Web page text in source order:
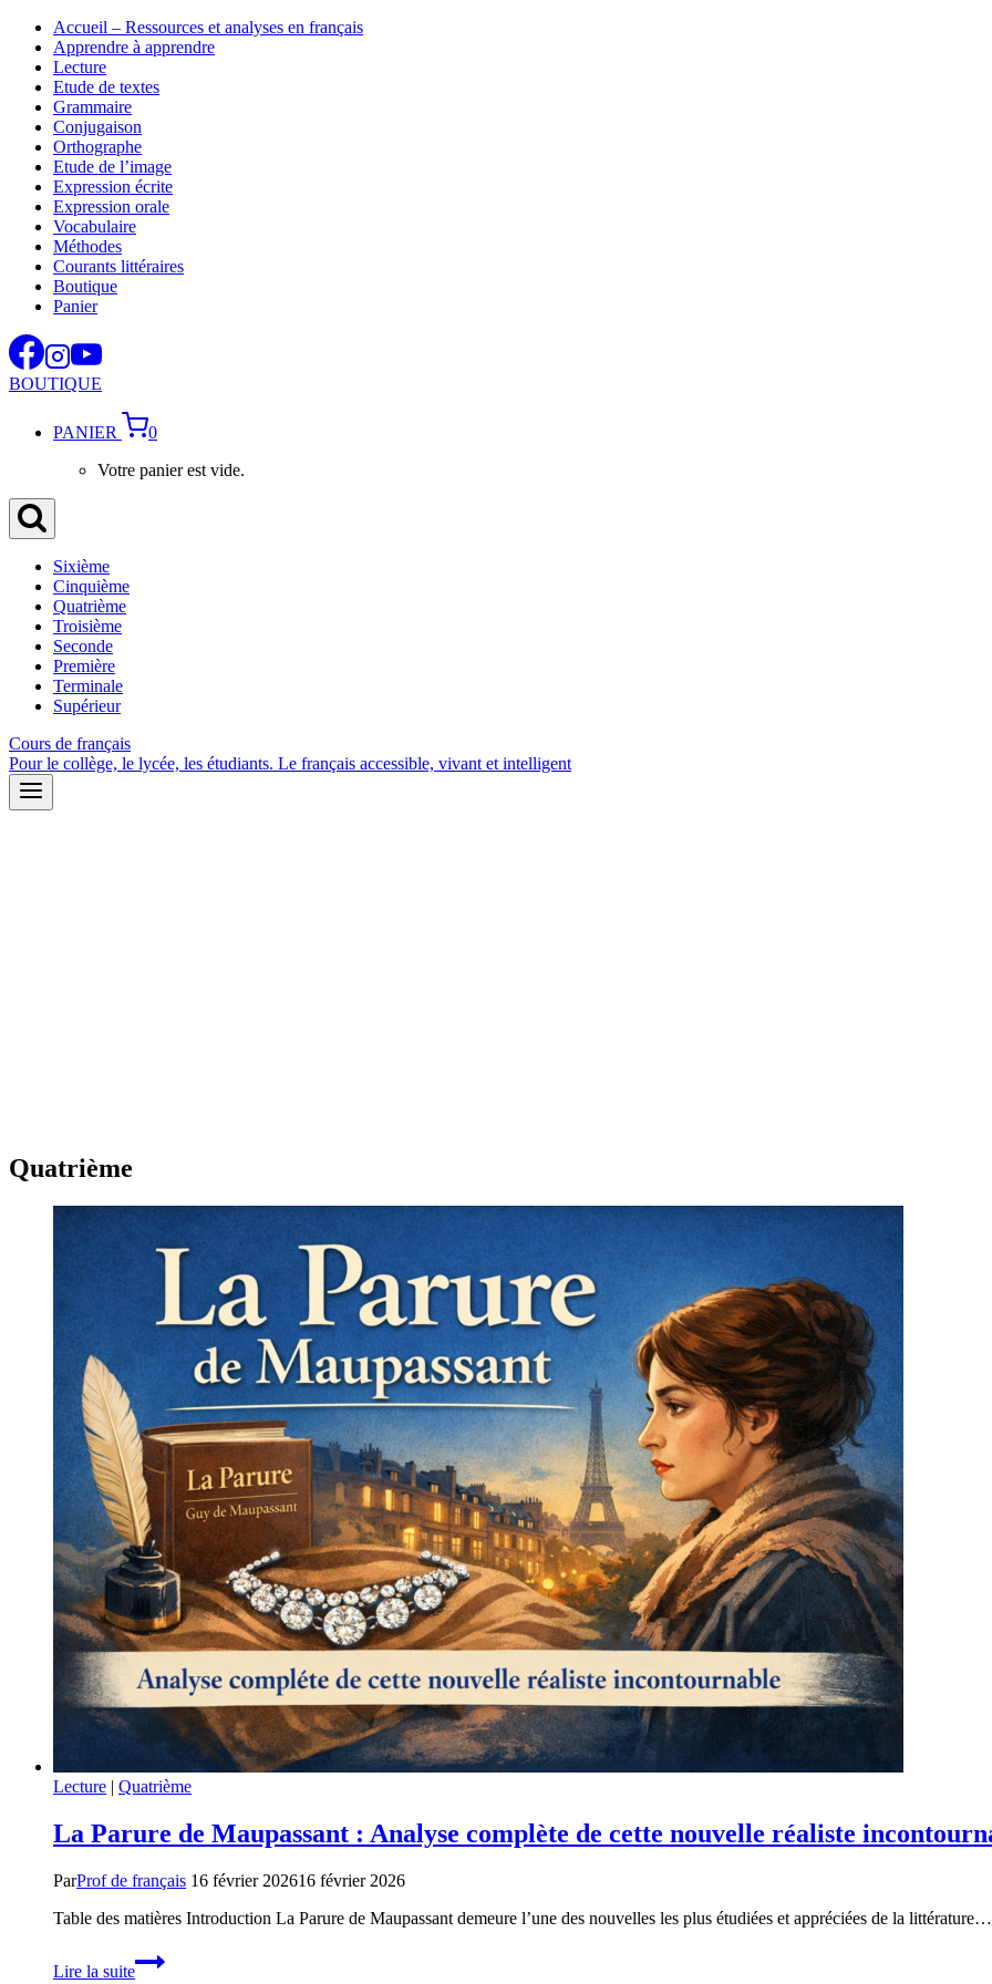
Aller
contenu
Accueil – Ressources et analyses en français
Apprendre à apprendre
Lecture
Etude de textes
Grammaire
Conjugaison
Orthographe
Etude de l’image
Expression écrite
Expression orale
Vocabulaire
Méthodes
Courants littéraires
Boutique
Panier
BOUTIQUE
PANIER
0
Votre panier est vide.
Sixième
Cinquième
Quatrième
Troisième
Seconde
Première
Terminale
Supérieur
Cours de français
Pour le collège, le lycée, les étudiants. Le français accessible, vivant et intelligent
Quatrième
Lecture | Quatrième
La Parure de Maupassant : Analyse complète de cette nouvelle réaliste
ParProf de français 16 février 202616 février 2026
Table des matières Introduction La Parure de Maupassant demeure l’une des nouvelles les plus étudiées et appréciées de la littérature…
Lire la suiteParure